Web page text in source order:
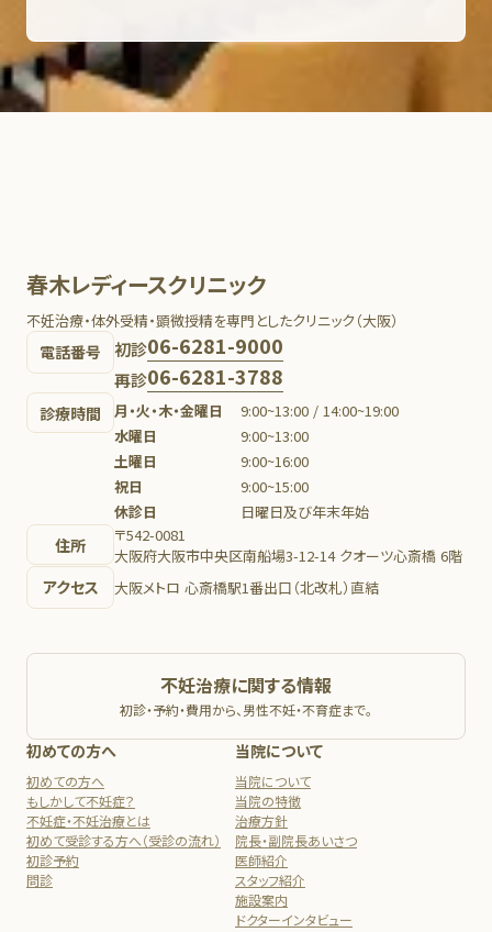
春木レディースクリニック
不妊治療・体外受精・顕微授精を専門としたクリニック（大阪）
電話番号 初診06-6281-9000
再診06-6281-3788
診療時間 月・火・木・金曜日
9:00~13:00 / 14:00~19:00
水曜日
9:00~13:00
土曜日
9:00~16:00
祝日
9:00~15:00
休診日
日曜日及び年末年始
住所
〒542-0081
大阪府大阪市中央区南船場3-12-14 クオーツ心斎橋 6階
アクセス 大阪メトロ 心斎橋駅1番出口（北改札）直結
不妊治療に関する情報
初診・予約・費用から、男性不妊・不育症まで。
初めての方へ
初めての方へ
もしかして不妊症？
不妊症・不妊治療とは
初めて受診する方へ（受診の流れ）
初診予約
問診
当院について
当院について
当院の特徴
治療方針
院長・副院長あいさつ
医師紹介
スタッフ紹介
施設案内
ドクターインタビュー